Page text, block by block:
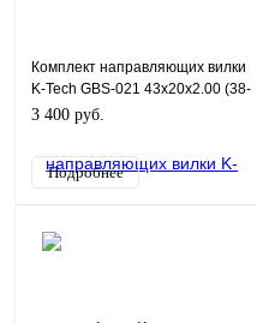
Комплект направляющих вилки
K-Tech GBS-021 43x20x2.00 (38-
6140)
3 400 руб.
Подробнее